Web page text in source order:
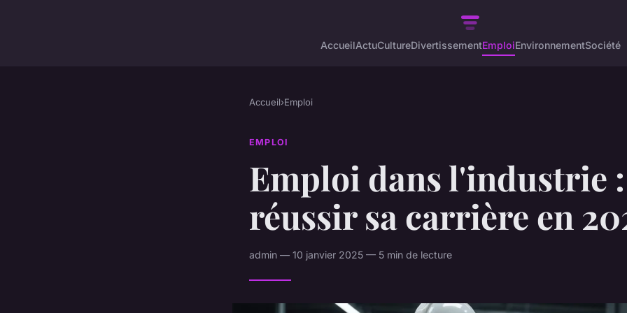
AccueilActuCultureDivertissementEmploiEnvironnementSociété
Accueil›Emploi
EMPLOI
Emploi dans l'industrie :
réussir sa carrière en
admin — 10 janvier 2025 — 5 min de lecture